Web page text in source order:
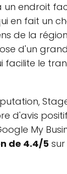
un endroit
en fait un
de la
d'un
facilite le
d'avis
My
de 4.4/5